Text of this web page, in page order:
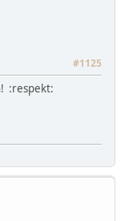
#1125
:respekt: